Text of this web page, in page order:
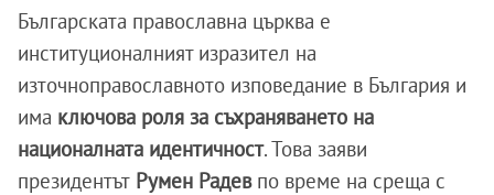
Българската православна църква е
институционалният изразител на
източноправославното изповедание в България и
има ключова роля за съхраняването на
националната идентичност. Това заяви
президентът Румен Радевпо време на среща с